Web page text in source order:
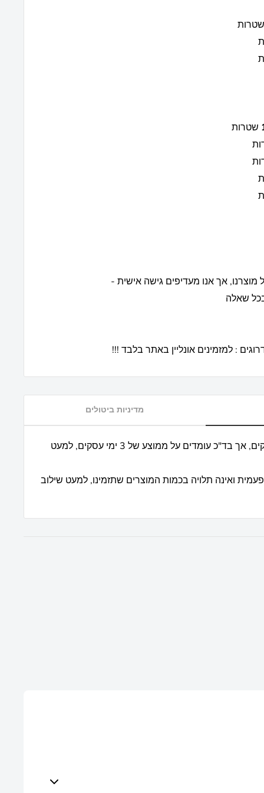
שטרות
שטרות
מוצרנו, אך אנו מעדיפים גישה אישית -
שאלה
: למזמינים אונליין באתר בלבד !!!
מדיניות ביטולים
* אנו מבטיחים עד כ 7 ימי עסקים, אך בד"כ עומדים על ממוצע של 3 ימי עסקים, למעט
ואינה תלויה בכמות המוצרים שתזמינו, למעט שילוב